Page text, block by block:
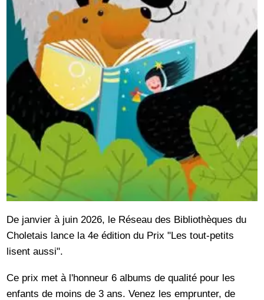
De janvier à juin 2026, le Réseau des Bibliothèques du
Choletais lance la 4e édition du Prix "Les tout-petits
lisent aussi".
Ce prix met à l'honneur 6 albums de qualité pour les
enfants de moins de 3 ans. Venez les emprunter, de